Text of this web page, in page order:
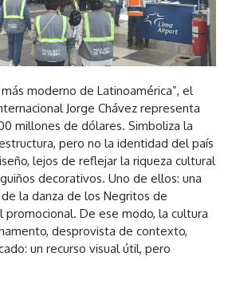
moderno de Latinoamérica”, el
Jorge Chávez representa
millones de dólares. Simboliza la
pero no la identidad del país
lejos de reflejar la riqueza cultural
decorativos. Uno de ellos: una
la danza de los Negritos de
promocional. De ese modo, la cultura
desprovista de contexto,
un recurso visual útil, pero